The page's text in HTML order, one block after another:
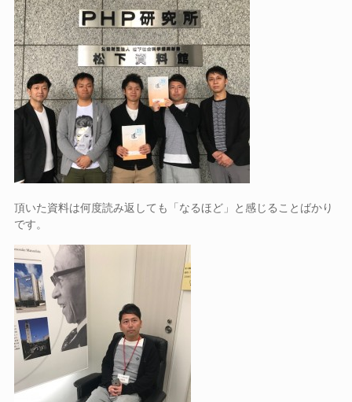
頂いた資料は何度読み返しても「なるほど」と感じることばかり
です。